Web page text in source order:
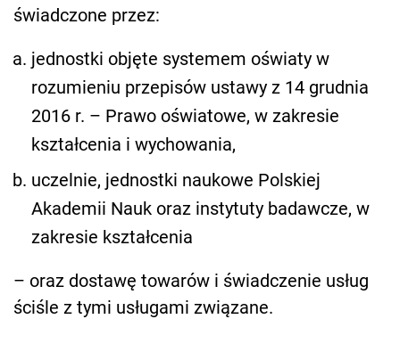
świadczone przez:
jednostki objęte systemem oświaty w
rozumieniu przepisów ustawy z 14 grudnia
2016 r. – Prawo oświatowe, w zakresie
kształcenia i wychowania,
uczelnie, jednostki naukowe Polskiej
Akademii Nauk oraz instytuty badawcze, w
zakresie kształcenia
– oraz dostawę towarów i świadczenie usług
ściśle z tymi usługami związane.